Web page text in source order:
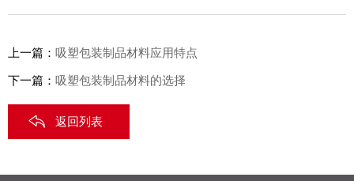
上一篇： 吸塑包装制品材料应用特点
下一篇： 吸塑包装制品材料的选择
返回列表